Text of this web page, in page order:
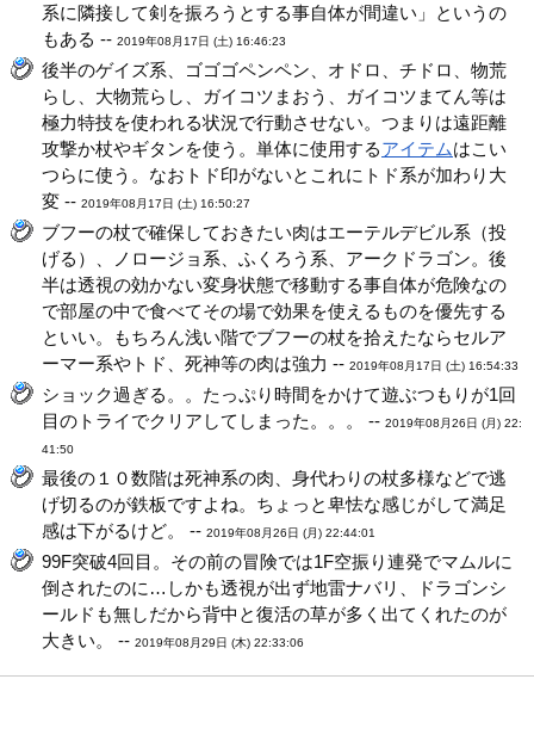
系に隣接して剣を振ろうとする事自体が間違い」というの
もある --2019年08月17日 (土) 16:46:23
後半のゲイズ系、ゴゴゴペンペン、オドロ、チドロ、物荒
らし、大物荒らし、ガイコツまおう、ガイコツまてん等は
極力特技を使われる状況で行動させない。つまりは遠距離
攻撃か杖やギタンを使う。単体に使用するアイテムはこい
つらに使う。なおトド印がないとこれにトド系が加わり大
変 --2019年08月17日 (土) 16:50:27
ブフーの杖で確保しておきたい肉はエーテルデビル系（投
げる）、ノロージョ系、ふくろう系、アークドラゴン。後
半は透視の効かない変身状態で移動する事自体が危険なの
で部屋の中で食べてその場で効果を使えるものを優先する
といい。もちろん浅い階でブフーの杖を拾えたならセルア
ーマー系やトド、死神等の肉は強力 --2019年08月17日 (土) 16:54:33
ショック過ぎる。。たっぷり時間をかけて遊ぶつもりが1回
目のトライでクリアしてしまった。。。 --2019年08月26日 (月) 22:
41:50
最後の１０数階は死神系の肉、身代わりの杖多様などで逃
げ切るのが鉄板ですよね。ちょっと卑怯な感じがして満足
感は下がるけど。 --2019年08月26日 (月) 22:44:01
99F突破4回目。その前の冒険では1F空振り連発でマムルに
倒されたのに…しかも透視が出ず地雷ナバリ、ドラゴンシ
ールドも無しだから背中と復活の草が多く出てくれたのが
大きい。 --2019年08月29日 (木) 22:33:06